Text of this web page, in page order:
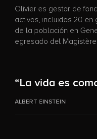
Olivier es gestor de
activos, incluidos 20 en
de la población en
egresado del Magistère
“La vida es
ALBERT EINSTEIN